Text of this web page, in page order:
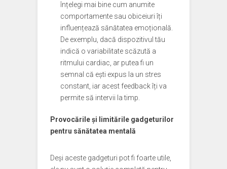
înțelegi mai bine cum anumite
comportamente sau obiceiuri îți
influențează sănătatea emoțională.
De exemplu, dacă dispozitivul tău
indică o variabilitate scăzută a
ritmului cardiac, ar putea fi un
semnal că ești expus la un stres
constant, iar acest feedback îți va
permite să intervii la timp.
Provocările și limitările gadgeturilor
pentru sănătatea mentală
Deși aceste gadgeturi pot fi foarte utile,